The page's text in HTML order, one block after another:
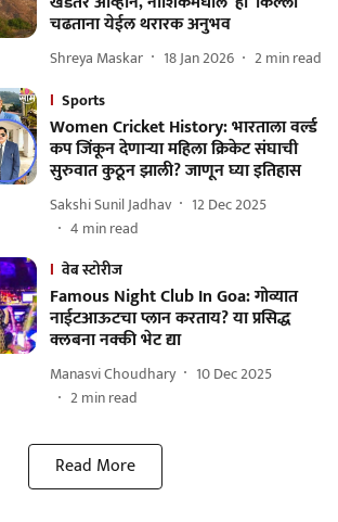
चढताना येईल थरारक अनुभव
Shreya Maskar 18 Jan 2026 2min read
Sports
Women Cricket History: भारताला वर्ल्ड
कप जिंकून देणाऱ्या महिला क्रिकेट संघाची
सुरुवात कुठून झाली? जाणून घ्या इतिहास
Sakshi Sunil Jadhav
12 Dec 2025
4 min read
वेब स्टोरीज
Famous Night Club In Goa: गोव्यात
नाईटआऊटचा प्लान करताय? या प्रसिद्ध
क्लबना नक्की भेट द्या
Manasvi Choudhary
10 Dec 2025
2min read
Read More